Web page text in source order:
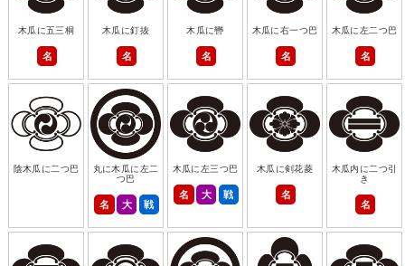
木瓜に五三桐
名
木瓜に釘抜
名
木瓜に轡
名
木瓜に右一つ巴
名
木瓜に左二つ巴
名
陰木瓜に二つ巴
丸に木瓜に左二
つ巴
名 大 戦
木瓜に左三つ巴
名 大 戦
木瓜に剣花菱
名
木瓜内に二つ引
き
名